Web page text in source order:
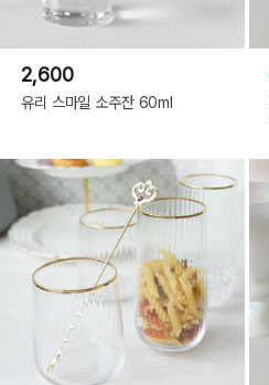
2,600
유리 스마일 소주잔 60ml